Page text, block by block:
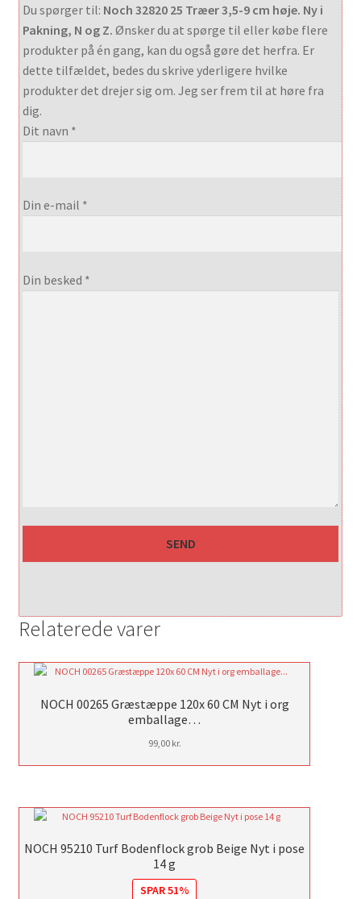
Du spørger til: Noch 32820 25 Træer 3,5-9 cm høje. Ny i
Pakning, N og Z. Ønsker du at spørge til eller købe flere
produkter på én gang, kan du også gøre det herfra. Er
dette tilfældet, bedes du skrive yderligere hvilke
produkter det drejer sig om. Jeg ser frem til at høre fra
dig.
Dit navn *
Din e-mail *
Din besked *
Relaterede varer
NOCH 00265 Græstæppe 120x 60 CM Nyt i org
emballage…
99,00 kr.
NOCH 95210 Turf Bodenflock grob Beige Nyt i pose
14 g
SPAR 51%